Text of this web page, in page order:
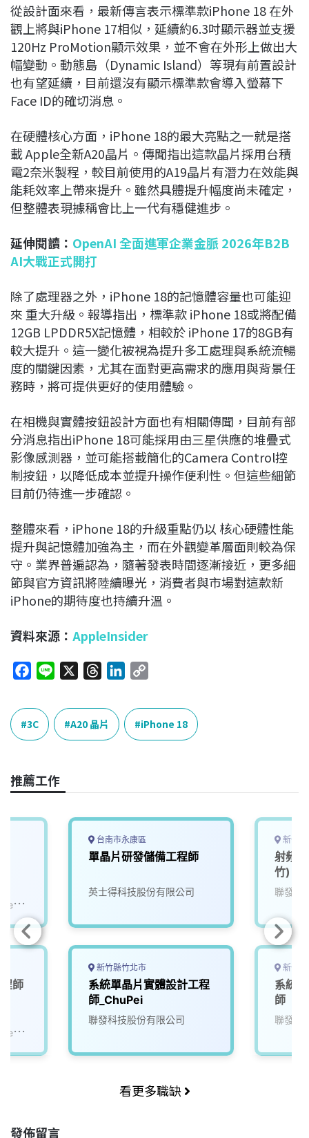
從設計面來看，最新傳言表示標準款iPhone 18 在外
觀上將與iPhone 17相似，延續約6.3吋顯示器並支援
120Hz ProMotion顯示效果，並不會在外形上做出大
幅變動。動態島（Dynamic Island）等現有前置設計
也有望延續，目前還沒有顯示標準款會導入螢幕下
Face ID的確切消息。
在硬體核心方面，iPhone 18的最大亮點之一就是搭
載 Apple全新A20晶片。傳聞指出這款晶片採用台積
電2奈米製程，較目前使用的A19晶片有潛力在效能與
能耗效率上帶來提升。雖然具體提升幅度尚未確定，
但整體表現據稱會比上一代有穩健進步。
延伸閱讀： OpenAI 全面進軍企業金脈 2026年B2B
AI大戰正式開打
除了處理器之外，iPhone 18的記憶體容量也可能迎
來 重大升級。報導指出，標準款 iPhone 18或將配備
12GB LPDDR5X記憶體，相較於 iPhone 17的8GB有
較大提升。這一變化被視為提升多工處理與系統流暢
度的關鍵因素，尤其在面對更高需求的應用與背景任
務時，將可提供更好的使用體驗。
在相機與實體按鈕設計方面也有相關傳聞，目前有部
分消息指出iPhone 18可能採用由三星供應的堆疊式
影像感測器，並可能搭載簡化的Camera Control控
制按鈕，以降低成本並提升操作便利性。但這些細節
目前仍待進一步確認。
整體來看，iPhone 18的升級重點仍以 核心硬體性能
提升與記憶體加強為主，而在外觀變革層面則較為保
守。業界普遍認為，隨著發表時間逐漸接近，更多細
節與官方資訊將陸續曝光，消費者與市場對這款新
iPhone的期待度也持續升溫。
資料來源： AppleInsider
c
e
b
o
k
n
e
r
e
a
n
k
e
n
p
y
L
k
3C A20 晶片 iPhone 18
推薦工作
師
台南市永康區
單晶片研發儲備工程師
英士得科技股份有限公司
新竹縣竹北市
系統單晶片實體設計工程
師_ChuPei
聯發科技股份有限公司
新竹
射頻
竹)
聯發科
新竹
系統
師
聯發科
看更多職缺
發佈留言